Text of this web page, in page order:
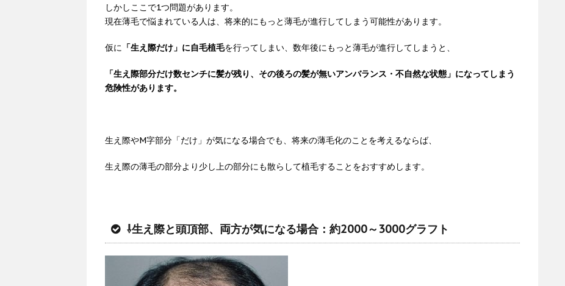
しかしここで1つ問題があります。
現在薄毛で悩まれている人は、将来的にもっと薄毛が進行してしまう可能性があります。
仮に 「生え際だけ」に自毛植毛を行ってしまい、数年後にもっと薄毛が進行してしまうと、
「生え際部分だけ数センチに髪が残り、その後ろの髪が無いアンバランス・不自然な状態」になってしまう
危険性があります。
生え際やM字部分「だけ」が気になる場合でも、将来の薄毛化のことを考えるならば、
生え際の薄毛の部分より少し上の部分にも散らして植毛することをおすすめします。
⇩生え際と頭頂部、両方が気になる場合：約2000～3000グラフト